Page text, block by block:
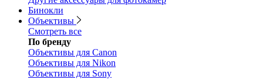
Бинокли
Объективы
Смотреть все
По бренду
Объективы для Canon
Объективы для Nikon
Объективы для Sony